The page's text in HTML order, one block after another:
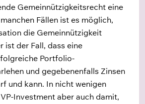
Gemeinnützigkeitsrecht eine
Fällen ist es möglich,
die Gemeinnützigkeit
ist der Fall, dass eine
Portfolio-
und gegebenenfalls Zinsen
und kann. In nicht wenigen
Investment aber auch damit,